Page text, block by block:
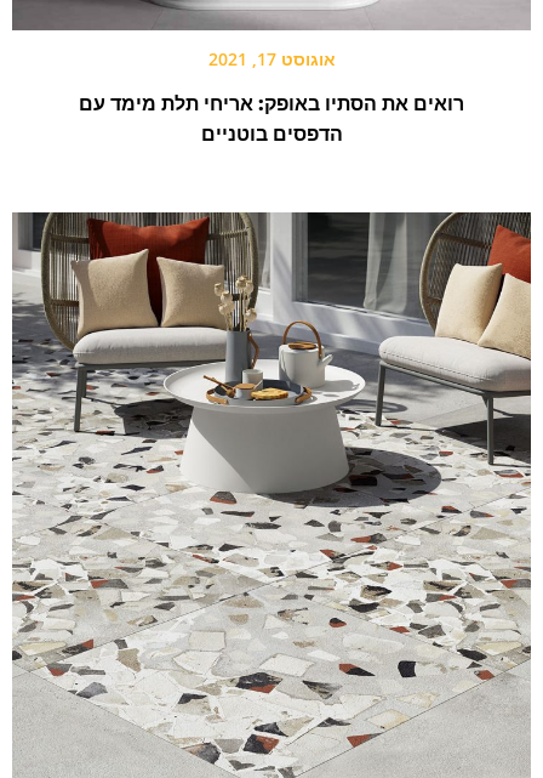
אוגוסט 17, 2021
רואים את הסתיו באופק: אריחי תלת מימד עם
הדפסים בוטניים